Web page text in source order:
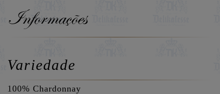
Informações
Variedade
100% Chardonnay